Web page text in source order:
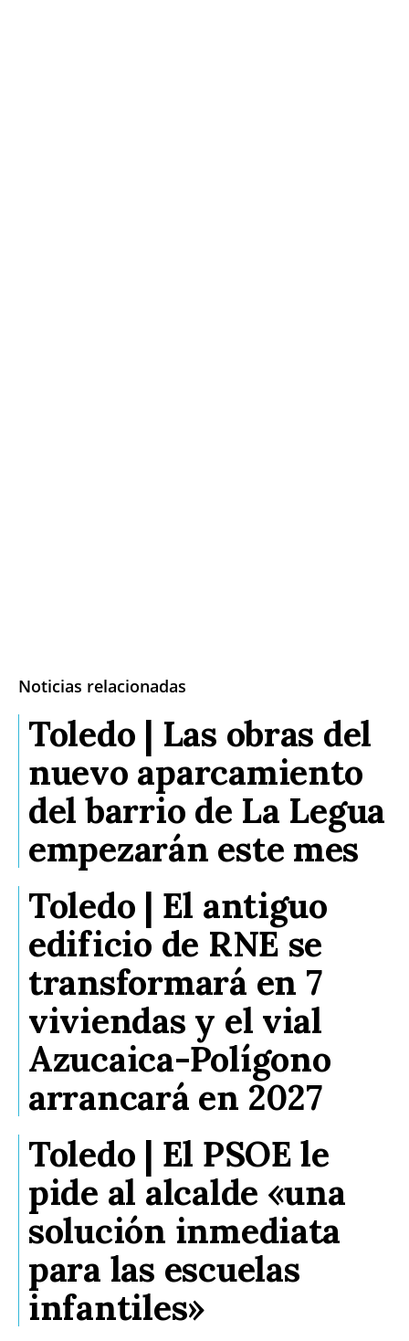
Noticias relacionadas
Toledo | Las obras del
nuevo aparcamiento
del barrio de La Legua
empezarán este mes
Toledo | El antiguo
edificio de RNE se
transformará en 7
viviendas y el vial
Azucaica-Polígono
arrancará en 2027
Toledo | El PSOE le
pide al alcalde «una
solución inmediata
para las escuelas
infantiles»